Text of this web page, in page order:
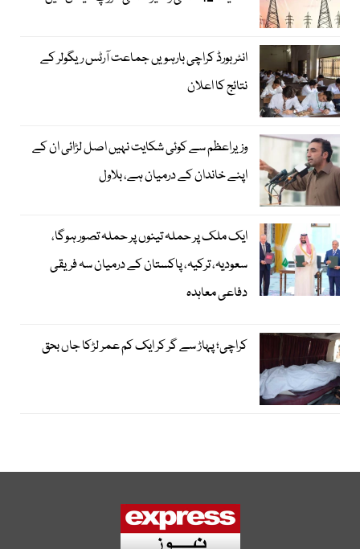
انٹر بورڈ کراچی بارہویں جماعت آرٹس ریگولر کے
نتائج کا اعلان
وزیراعظم سے کوئی شکایت نہیں اصل لڑائی ان کے
اپنے خاندان کے درمیان ہے، بلاول
ایک ملک پر حملہ تینوں پر حملہ تصور ہوگا،
سعودیہ، ترکیہ، پاکستان کے درمیان سہ فریقی
دفاعی معاہدہ
کراچی؛ پہاڑ سے گر کر ایک کم عمر لڑکا جاں بحق